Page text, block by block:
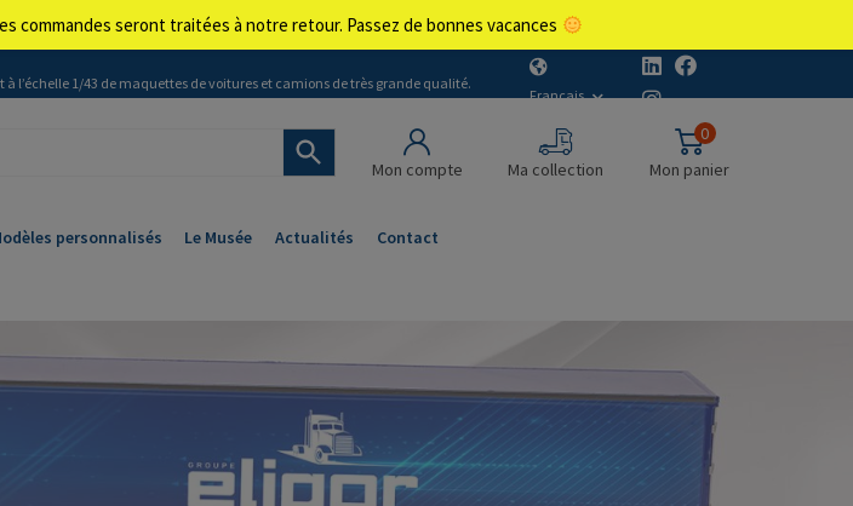
l’échelle 1/43 de maquettes de voitures et camions de très grande qualité.
Français
Mon compte Ma collection
0
Mon panier
personnalisés Le Musée Actualités Contact
commandes seront traitées à notre retour. Passez de bonnes vacances